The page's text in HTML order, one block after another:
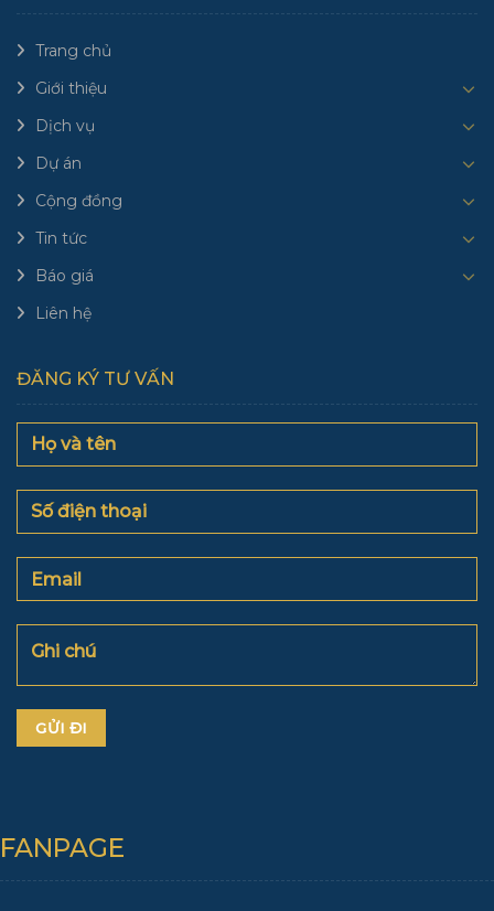
Trang chủ
Giới thiệu
Dịch vụ
Dự án
Cộng đồng
Tin tức
Báo giá
Liên hệ
ĐĂNG KÝ TƯ VẤN
FANPAGE